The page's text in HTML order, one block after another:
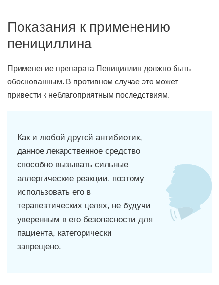
Показания к применению
пенициллина
Применение препарата Пенициллин должно быть
обоснованным. В противном случае это может
привести к неблагоприятным последствиям.
Как и любой другой антибиотик,
данное лекарственное средство
способно вызывать сильные
аллергические реакции, поэтому
использовать его в
терапевтических целях, не будучи
уверенным в его безопасности для
пациента, категорически
запрещено.